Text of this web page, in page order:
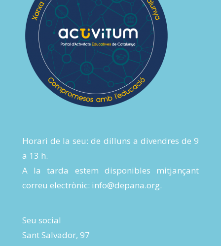
Horari de la seu: de dilluns a divendres de 9
a 13 h.
A la tarda estem disponibles mitjançant
correu electrònic: info@depana.org.
Seu social
Sant Salvador, 97